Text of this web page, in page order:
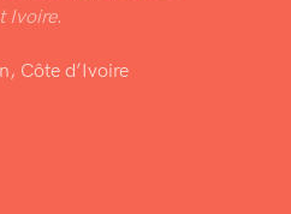
Ivoire.
Côte d’Ivoire